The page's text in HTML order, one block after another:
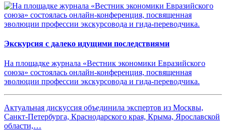
Экскурсия с далеко идущими последствиями
На площадке журнала «Вестник экономики Евразийского
союза» состоялась онлайн-конференция, посвященная
эволюции профессии экскурсовода и гида-переводчика.
Актуальная дискуссия объединила экспертов из Москвы,
Санкт-Петербурга, Краснодарского края, Крыма, Ярославской
области,…